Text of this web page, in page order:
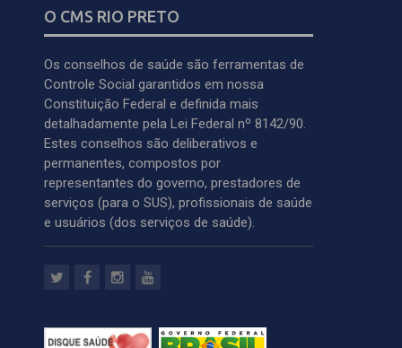
O CMS RIO PRETO
Os conselhos de saúde são ferramentas de
Controle Social garantidos em nossa
Constituição Federal e definida mais
detalhadamente pela Lei Federal nº 8142/90.
Estes conselhos são deliberativos e
permanentes, compostos por
representantes do governo, prestadores de
serviços (para o SUS), profissionais de saúde
e usuários (dos serviços de saúde).